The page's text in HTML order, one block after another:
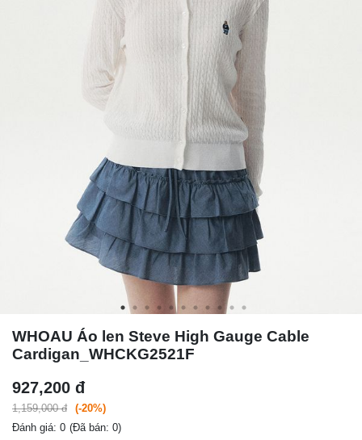
WHOAU Áo len Steve High Gauge Cable
Cardigan_WHCKG2521F
927,200 đ
1,159,000 đ
(-20%)
Đánh giá: 0 (Đã bán: 0)